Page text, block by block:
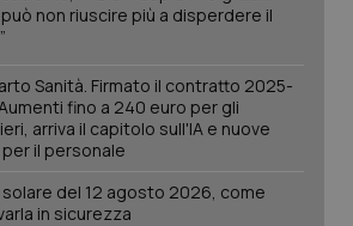
non riuscire più a disperdere il
Sanità. Firmato il contratto 2025-
fino a 240 euro per gli
arriva il capitolo sull'IA e nuove
il personale
solare del 12 agosto 2026, come
in sicurezza